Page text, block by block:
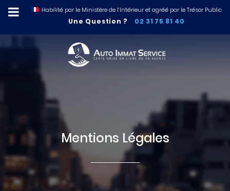
Habilité par le Ministère de l’Intérieur et agréé par le Trésor Public
Une Question ? 02 31 75 81 40
Mentions Légales